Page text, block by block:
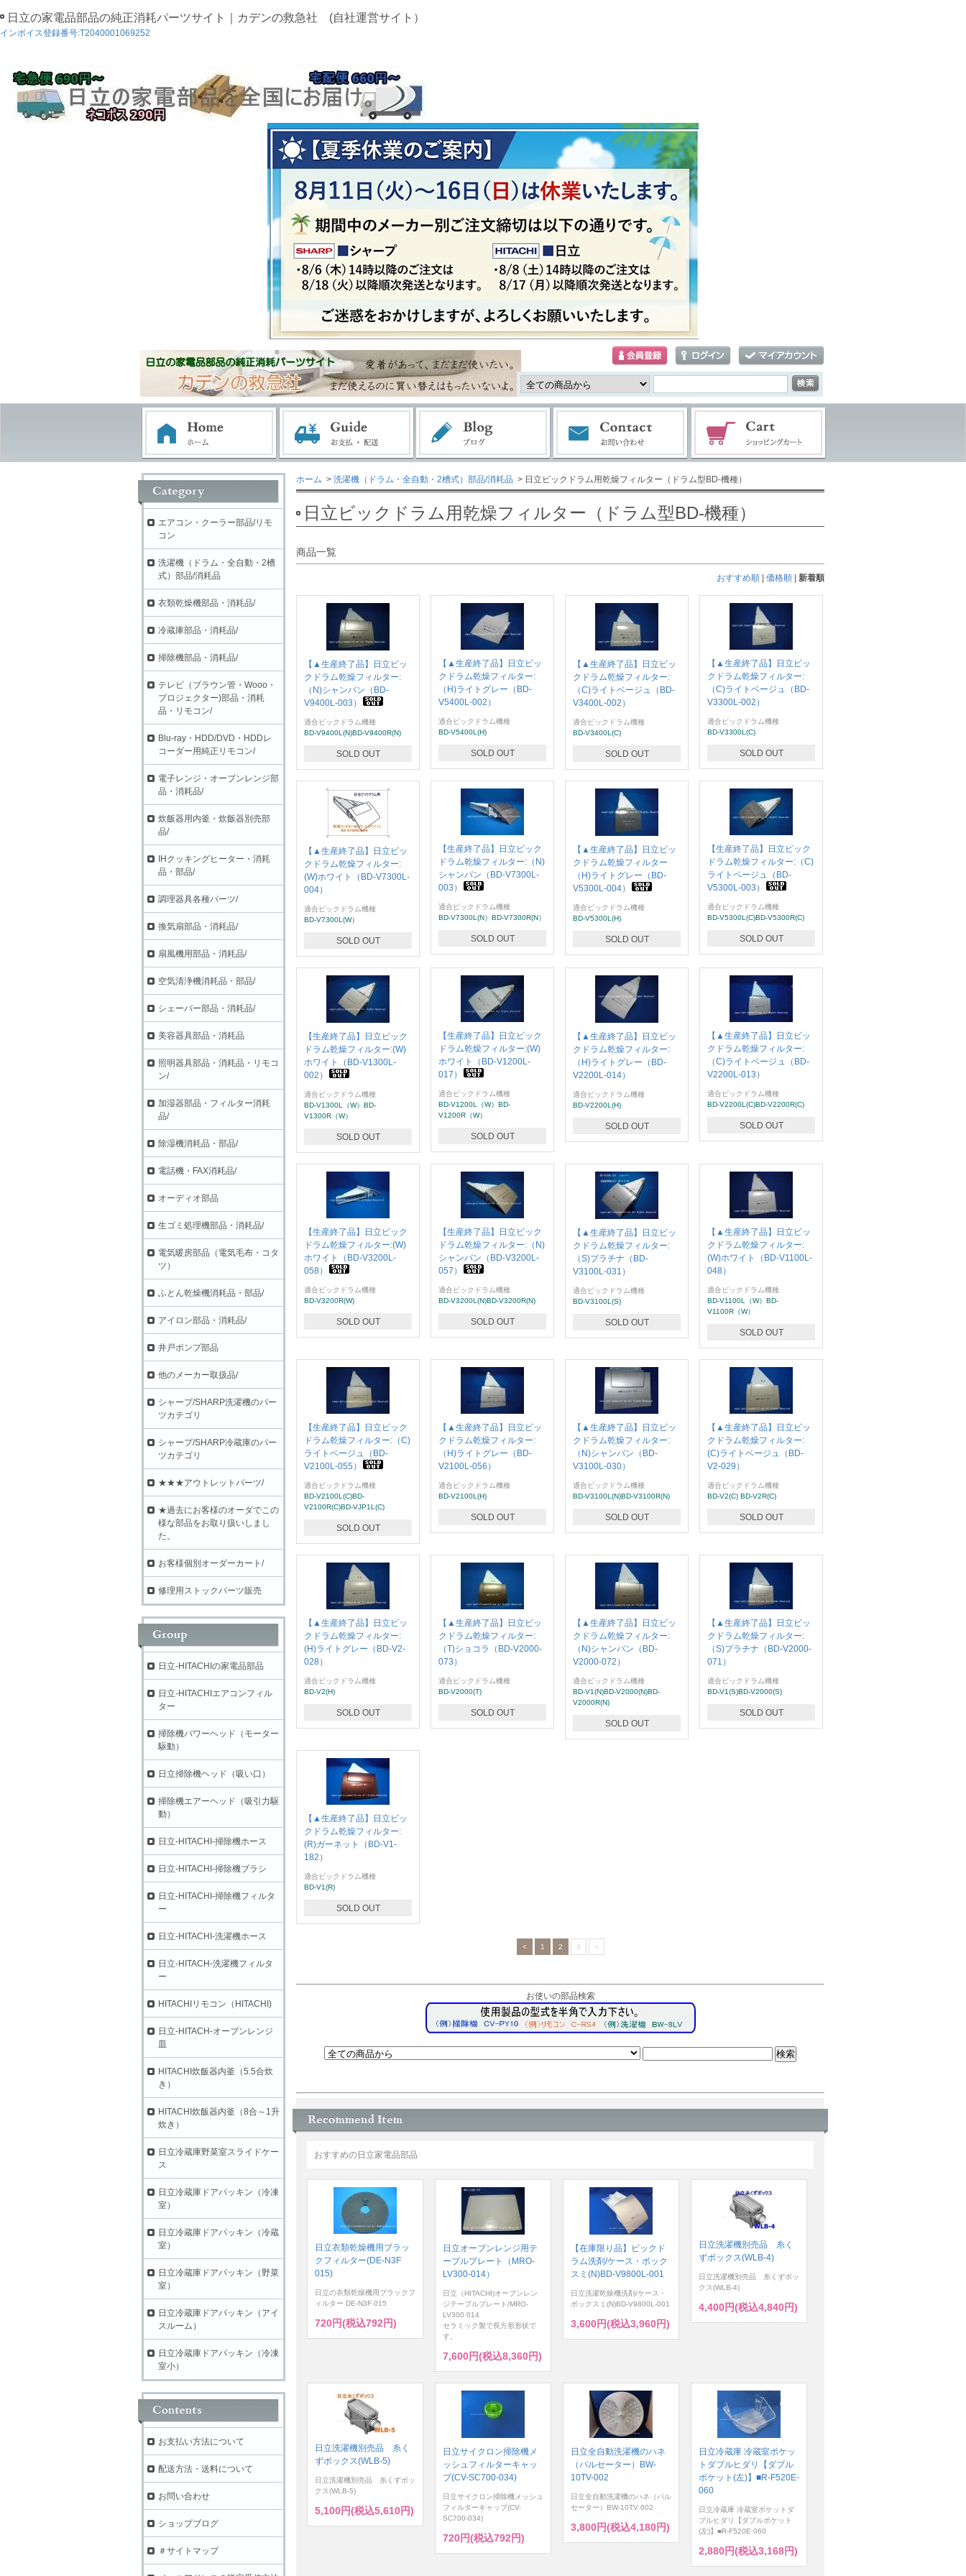
日立の家電品部品の純正消耗パーツサイト｜カデンの救急社 (自社運営サイト）
インボイス登録番号:T2040001069252
ホーム > 洗濯機（ドラム・全自動・2槽式）部品/消耗品 > 日立ビックドラム用乾燥フィルター（ドラム型BD-機種）
日立ビックドラム用乾燥フィルター（ドラム型BD-機種）
商品一覧
おすすめ順 価格順 新着順
【▲生産終了品】日立ビッ
クドラム乾燥フィルター:
（N)シャンパン（BD-
V9400L-003）
適合ビックドラム機種
BD-V9400L(N)BD-V9400R(N)
SOLD OUT
【▲生産終了品】日立ビッ
クドラム乾燥フィルター:
（H)ライトグレー（BD-
V5400L-002）
適合ビックドラム機種
BD-V5400L(H)
SOLD OUT
【▲生産終了品】日立ビッ
クドラム乾燥フィルター:
（C)ライトベージュ（BD-
V3400L-002）
適合ビックドラム機種
BD-V3400L(C)
SOLD OUT
【▲生産終了品】日立ビッ
クドラム乾燥フィルター:
（C)ライトベージュ（BD-
V3300L-002）
適合ビックドラム機種
BD-V3300L(C)
SOLD OUT
【▲生産終了品】日立ビッ
クドラム乾燥フィルター:
(W)ホワイト（BD-V7300L-
004）
適合ビックドラム機種
BD-V7300L(W）
SOLD OUT
【生産終了品】日立ビック
ドラム乾燥フィルター:（N)
シャンパン（BD-V7300L-
003）
適合ビックドラム機種
BD-V7300L(N）BD-V7300R(N）
SOLD OUT
【▲生産終了品】日立ビッ
クドラム乾燥フィルター
（H)ライトグレー（BD-
V5300L-004）
適合ビックドラム機種
BD-V5300L(H)
SOLD OUT
【生産終了品】日立ビック
ドラム乾燥フィルター:（C)
ライトベージュ（BD-
V5300L-003）
適合ビックドラム機種
BD-V5300L(C)BD-V5300R(C)
SOLD OUT
【生産終了品】日立ビック
ドラム乾燥フィルター:(W)
ホワイト（BD-V1300L-
002）
適合ビックドラム機種
BD-V1300L（W）BD-
V1300R（W）
SOLD OUT
【生産終了品】日立ビック
ドラム乾燥フィルター:(W)
ホワイト（BD-V1200L-
017）
適合ビックドラム機種
BD-V1200L（W）BD-
V1200R（W）
SOLD OUT
【▲生産終了品】日立ビッ
クドラム乾燥フィルター:
（H)ライトグレー（BD-
V2200L-014）
適合ビックドラム機種
BD-V2200L(H)
SOLD OUT
【▲生産終了品】日立ビッ
クドラム乾燥フィルター:
（C)ライトベージュ（BD-
V2200L-013）
適合ビックドラム機種
BD-V2200L(C)BD-V2200R(C)
SOLD OUT
【生産終了品】日立ビック
ドラム乾燥フィルター:(W)
ホワイト（BD-V3200L-
058）
適合ビックドラム機種
BD-V3200R(W)
SOLD OUT
【生産終了品】日立ビック
ドラム乾燥フィルター:（N)
シャンパン（BD-V3200L-
057）
適合ビックドラム機種
BD-V3200L(N)BD-V3200R(N)
SOLD OUT
【▲生産終了品】日立ビッ
クドラム乾燥フィルター:
（S)プラチナ（BD-
V3100L-031）
適合ビックドラム機種
BD-V3100L(S)
SOLD OUT
【▲生産終了品】日立ビッ
クドラム乾燥フィルター:
(W)ホワイト（BD-V1100L-
048）
適合ビックドラム機種
BD-V1100L（W）BD-
V1100R（W）
SOLD OUT
【生産終了品】日立ビック
ドラム乾燥フィルター:（C)
ライトベージュ（BD-
V2100L-055）
適合ビックドラム機種
BD-V2100L(C)BD-
V2100R(C)BD-VJP1L(C)
SOLD OUT
【▲生産終了品】日立ビッ
クドラム乾燥フィルター:
（H)ライトグレー（BD-
V2100L-056）
適合ビックドラム機種
BD-V2100L(H)
SOLD OUT
【▲生産終了品】日立ビッ
クドラム乾燥フィルター:
（N)シャンパン（BD-
V3100L-030）
適合ビックドラム機種
BD-V3100L(N)BD-V3100R(N)
SOLD OUT
【▲生産終了品】日立ビッ
クドラム乾燥フィルター:
(C)ライトベージュ（BD-
V2-029）
適合ビックドラム機種
BD-V2(C) BD-V2R(C)
SOLD OUT
【▲生産終了品】日立ビッ
クドラム乾燥フィルター:
(H)ライトグレー（BD-V2-
028）
適合ビックドラム機種
BD-V2(H)
SOLD OUT
【▲生産終了品】日立ビッ
クドラム乾燥フィルター:
（T)ショコラ（BD-V2000-
073）
適合ビックドラム機種
BD-V2000(T)
SOLD OUT
【▲生産終了品】日立ビッ
クドラム乾燥フィルター:
（N)シャンパン（BD-
V2000-072）
適合ビックドラム機種
BD-V1(N)BD-V2000(N)BD-
V2000R(N)
SOLD OUT
【▲生産終了品】日立ビッ
クドラム乾燥フィルター:
（S)プラチナ（BD-V2000-
071）
適合ビックドラム機種
BD-V1(S)BD-V2000(S)
SOLD OUT
【▲生産終了品】日立ビッ
クドラム乾燥フィルター:
(R)ガーネット（BD-V1-
182）
適合ビックドラム機種
BD-V1(R)
SOLD OUT
< 1 2 3 >
お使いの部品検索
おすすめの日立家電品部品
日立衣類乾燥機用ブラッ
クフィルター(DE-N3F
015)
日立の衣類乾燥機用ブラックフ
ィルター DE-N3F 015
720円(税込792円)
日立オーブンレンジ用テ
ーブルプレート（MRO-
LV300-014）
日立（HITACHI)オーブンレン
ジテーブルプレート/MRO-
LV300 014
セラミック製で長方形形状で
す。
7,600円(税込8,360円)
【在庫限り品】ビックド
ラム洗剤/ケース・ボック
スミ(N)BD-V9800L-001
日立洗濯乾燥機洗剤/ケース・
ボックスミ(N)BD-V9800L-001
3,600円(税込3,960円)
日立洗濯機別売品 糸く
ずボックス(WLB-4)
日立洗濯機別売品 糸くずボッ
クス(WLB-4)
4,400円(税込4,840円)
日立洗濯機別売品 糸く
ずボックス(WLB-5)
日立洗濯機別売品 糸くずボッ
クス(WLB-5)
5,100円(税込5,610円)
日立サイクロン掃除機メ
ッシュフィルターキャッ
プ(CV-SC700-034)
日立サイクロン掃除機メッシュ
フィルターキャップ(CV-
SC700-034)
720円(税込792円)
日立全自動洗濯機のハネ
（パルセーター）BW-
10TV-002
日立全自動洗濯機のハネ（パル
セーター）BW-10TV 002
3,800円(税込4,180円)
日立冷蔵庫 冷蔵室ポケッ
トダブルヒダリ【ダブル
ポケット(左)】■R-F520E-
060
日立冷蔵庫 冷蔵室ポケットダ
ブルヒダリ【ダブルポケット
(左)】■R-F520E 060
2,880円(税込3,168円)
エアコン・クーラー部品/リモ
コン
洗濯機（ドラム・全自動・2槽
式）部品/消耗品
衣類乾燥機部品・消耗品/
冷蔵庫部品・消耗品/
掃除機部品・消耗品/
テレビ（ブラウン管・Wooo・
プロジェクター)部品・消耗
品・リモコン/
Blu-ray・HDD/DVD・HDDレ
コーダー用純正リモコン/
電子レンジ・オーブンレンジ部
品・消耗品/
炊飯器用内釜・炊飯器別売部
品/
IHクッキングヒーター・消耗
品・部品/
調理器具各種パーツ/
換気扇部品・消耗品/
扇風機用部品・消耗品/
空気清浄機消耗品・部品/
シェーバー部品・消耗品/
美容器具部品・消耗品
照明器具部品・消耗品・リモコ
ン/
加湿器部品・フィルター消耗
品/
除湿機消耗品・部品/
電話機・FAX消耗品/
オーディオ部品
生ゴミ処理機部品・消耗品/
電気暖房部品（電気毛布・コタ
ツ）
ふとん乾燥機消耗品・部品/
アイロン部品・消耗品/
井戸ポンプ部品
他のメーカー取扱品/
シャープ/SHARP洗濯機のパー
ツカテゴリ
シャープ/SHARP冷蔵庫のパー
ツカテゴリ
★★★アウトレットパーツ/
★過去にお客様のオーダでこの
様な部品をお取り扱いしまし
た。
お客様個別オーダーカート/
修理用ストックパーツ販売
日立-HITACHIの家電品部品
日立-HITACHIエアコンフィル
ター
掃除機パワーヘッド（モーター
駆動）
日立掃除機ヘッド（吸い口）
掃除機エアーヘッド（吸引力駆
動）
日立-HITACHI-掃除機ホース
日立-HITACHI-掃除機ブラシ
日立-HITACHI-掃除機フィルタ
ー
日立-HITACHI-洗濯機ホース
日立-HITACH-洗濯機フィルタ
ー
HITACHIリモコン（HITACHI)
日立-HITACH-オーブンレンジ
皿
HITACHI炊飯器内釜（5.5合炊
き）
HITACHI炊飯器内釜（8合～1升
炊き）
日立冷蔵庫野菜室スライドケー
ス
日立冷蔵庫ドアパッキン（冷凍
室）
日立冷蔵庫ドアパッキン（冷蔵
室）
日立冷蔵庫ドアパッキン（野菜
室）
日立冷蔵庫ドアパッキン（アイ
スルーム）
日立冷蔵庫ドアパッキン（冷凍
室小）
お支払い方法について
配送方法・送料について
お問い合わせ
ショップブログ
＃サイトマップ